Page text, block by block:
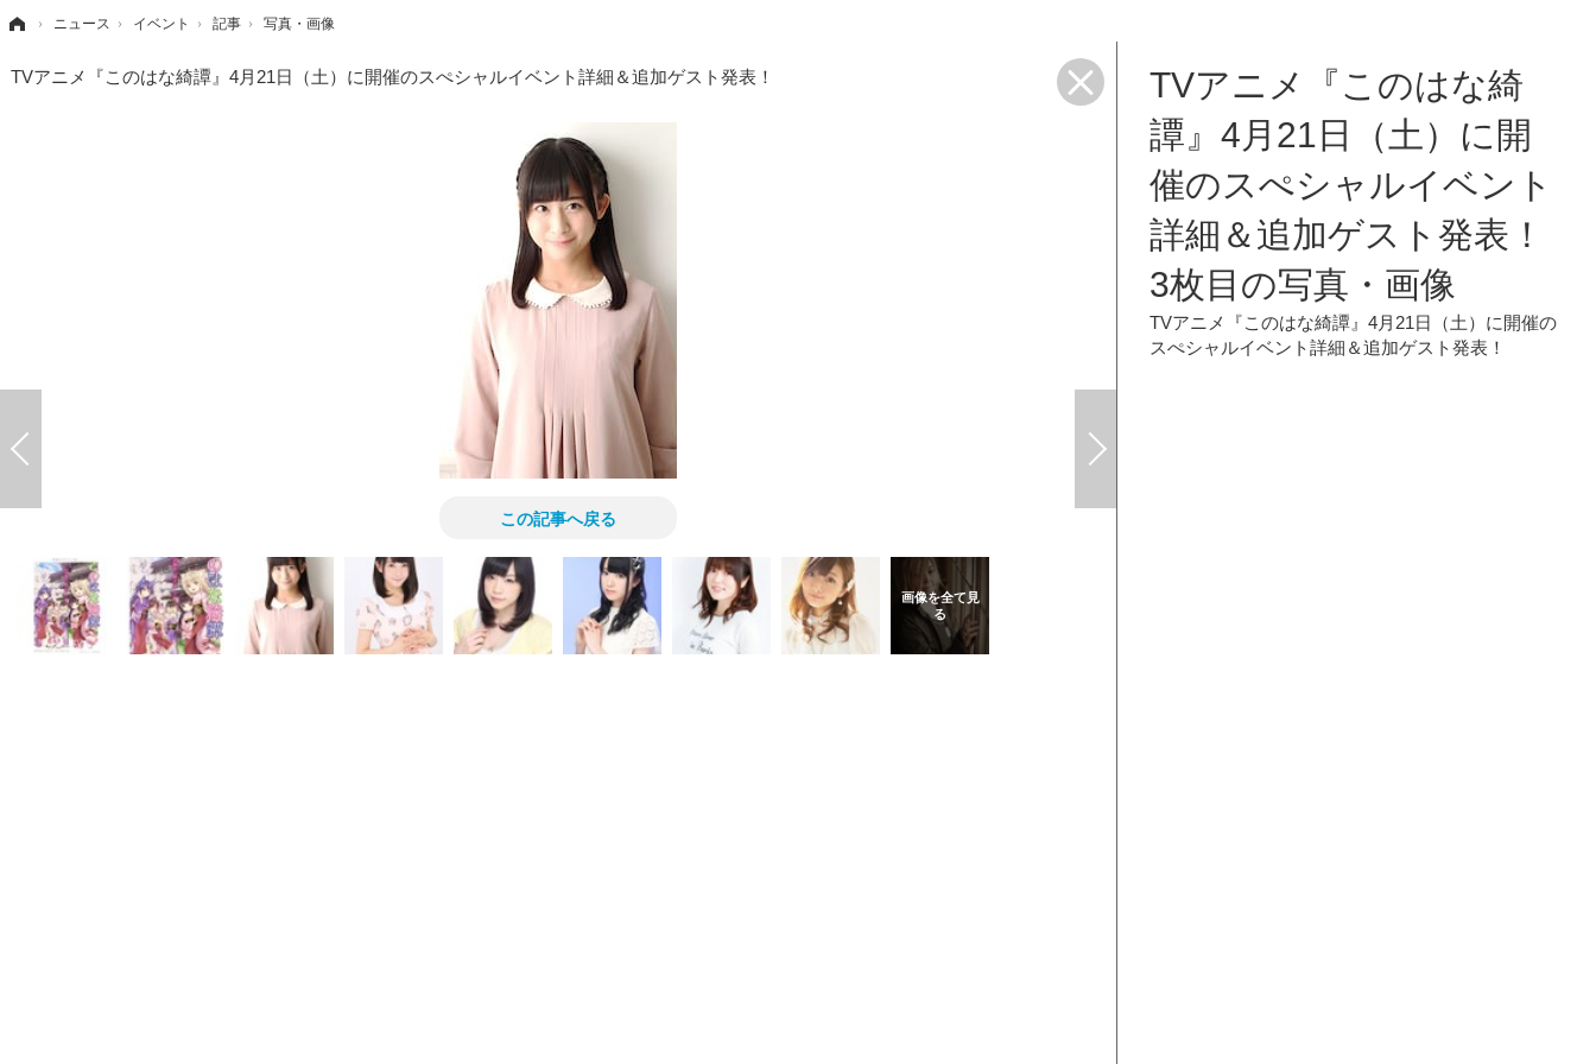
› ニュース › イベント › 記事 › 写真・画像
TVアニメ『このはな綺譚』4月21日（土）に開催のスぺシャルイベント詳細＆追加ゲスト発表！
この記事へ戻る
TVアニメ『このはな綺
譚』4月21日（土）に開
催のスぺシャルイベント
詳細＆追加ゲスト発表！
3枚目の写真・画像
TVアニメ『このはな綺譚』4月21日（土）に開催の
スぺシャルイベント詳細＆追加ゲスト発表！